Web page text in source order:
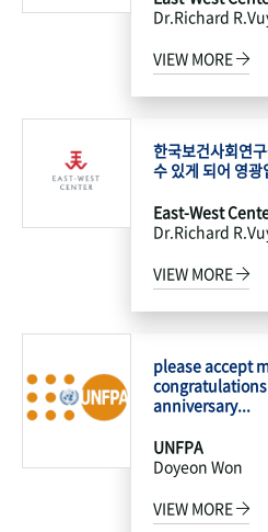
Dr.Richard
VIEW MORE
한국보건사회연
수 있게 되어 영광
East-West
Dr.Richard
VIEW MORE
please accept
anniversary...
UNFPA
Doyeon Won
VIEW MORE